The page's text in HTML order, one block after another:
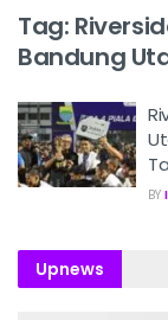
Tag:
Bandung
BY
Upnews